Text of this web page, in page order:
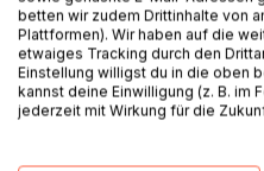
Verantwortung,
verlieren viele Frauen den
Bedürfnissen. Dieses Buch
Mutter bewusst zu
familiäre Erwartungen zu
betten wir zudem Drittinhalte von
Plattformen). Wir haben auf die
etwaiges Tracking durch den
Einstellung willigst du in die oben
kannst deine Einwilligung (z. B. im
jederzeit mit Wirkung für die